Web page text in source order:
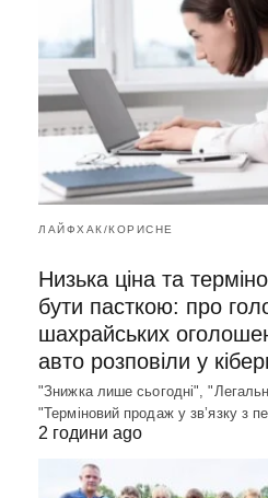
ЛАЙФХАК/КОРИСНЕ
Низька ціна та
бути пасткою: про
шахрайських
авто розповіли у
"Знижка лише сьогодні",
"Терміновий продаж у зв’язку з
2 години ago